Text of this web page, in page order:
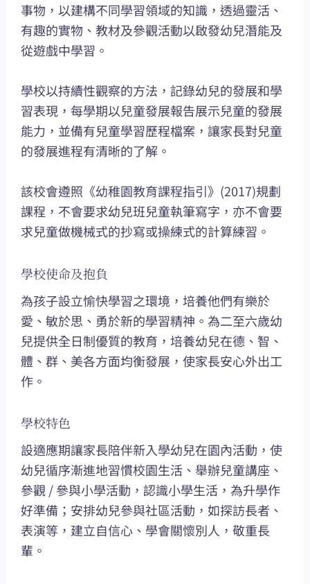
事物，以建構不同學習領域的知識，透過靈活、
有趣的實物、教材及參觀活動以啟發幼兒潛能及
從遊戲中學習。
學校以持續性觀察的方法，記錄幼兒的發展和學
習表現，每學期以兒童發展報告展示兒童的發展
能力，並備有兒童學習歷程檔案，讓家長對兒童
的發展進程有清晰的了解。
該校會遵照《幼稚園教育課程指引》(2017)規劃
課程，不會要求幼兒班兒童執筆寫字，亦不會要
求兒童做機械式的抄寫或操練式的計算練習。
學校使命及抱負
為孩子設立愉快學習之環境，培養他們有樂於
愛、敏於思、勇於新的學習精神。為二至六歲幼
兒提供全日制優質的教育，培養幼兒在德、智、
體、群、美各方面均衡發展，使家長安心外出工
作。
學校特色
設適應期讓家長陪伴新入學幼兒在園內活動，使
幼兒循序漸進地習慣校園生活、舉辦兒童講座、
參觀 / 參與小學活動，認識小學生活，為升學作
好準備；安排幼兒參與社區活動，如探訪長者、
表演等，建立自信心、學會關懷別人，敬重長
輩。